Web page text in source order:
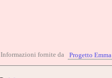
Informazioni fornite da Progetto Emma